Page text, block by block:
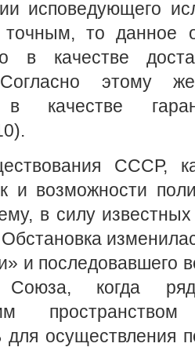
исповедующего
то данное
в качестве
этому
в качестве
СССР,
и возможности
в силу
и последовавшего
Союза, когда
для осуществления